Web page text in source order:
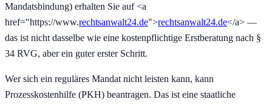
Mandatsbindung) erhalten Sie auf <a
href="https://www.rechtsanwalt24.de">rechtsanwalt24.de</a> —
das ist nicht dasselbe wie eine kostenpflichtige Erstberatung nach §
34 RVG, aber ein guter erster Schritt.
Wer sich ein reguläres Mandat nicht leisten kann, kann
Prozesskostenhilfe (PKH) beantragen. Das ist eine staatliche